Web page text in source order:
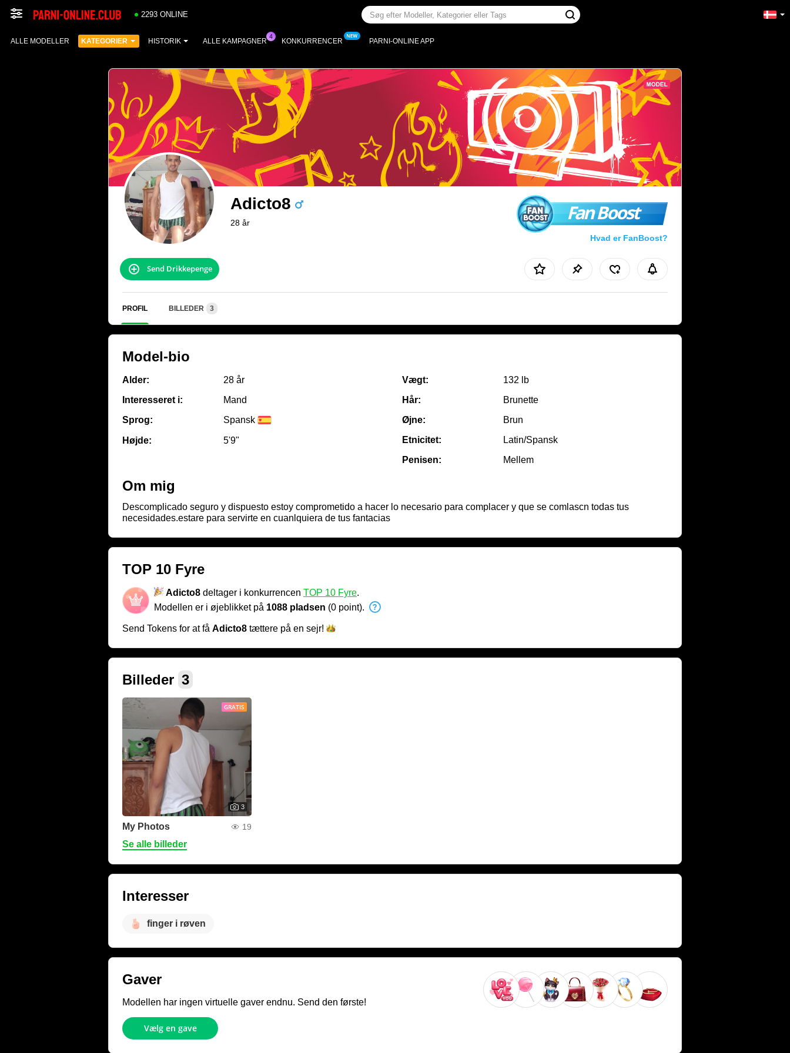
2293 ONLINE
ALLE MODELLER KATEGORIER HISTORIK ALLE KAMPAGNER KONKURRENCER PARNI-ONLINE APP
Adicto8
28 år Fan Boost
Hvad er FanBoost?
Send Drikkepenge
PROFIL BILLEDER 3
Model-bio
Alder:
28 år
Interesseret i:
Mand
Sprog:
Spansk
Højde: 5'9"
Vægt:
132 lb
Hår:
Brunette
Øjne:
Brun
Etnicitet:
Latin/Spansk
Penisen:
Mellem
Om mig
Descomplicado seguro y dispuesto estoy comprometido a hacer lo necesario para complacer y que se comlascn todas tus
necesidades.estare para servirte en cuanlquiera de tus fantacias
TOP 10 Fyre
Adicto8 deltager i konkurrencen TOP 10 Fyre.
Modellen er i øjeblikket på 1088 pladsen (0 point).
Send Tokens for at få Adicto8 tættere på en sejr!
Billeder 3
GRATIS
3
My Photos 19
Se alle billeder
Interesser
finger i røven
Gaver
Modellen har ingen virtuelle gaver endnu. Send den første!
Vælg en gave